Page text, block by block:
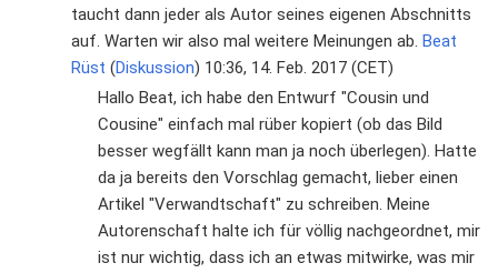
taucht dann jeder als Autor seines eigenen Abschnitts
auf. Warten wir also mal weitere Meinungen ab. Beat
Rüst (Diskussion) 10:36, 14. Feb. 2017 (CET)
Hallo Beat, ich habe den Entwurf "Cousin und
Cousine" einfach mal rüber kopiert (ob das Bild
besser wegfällt kann man ja noch überlegen). Hatte
da ja bereits den Vorschlag gemacht, lieber einen
Artikel "Verwandtschaft" zu schreiben. Meine
Autorenschaft halte ich für völlig nachgeordnet, mir
ist nur wichtig, dass ich an etwas mitwirke, was mir